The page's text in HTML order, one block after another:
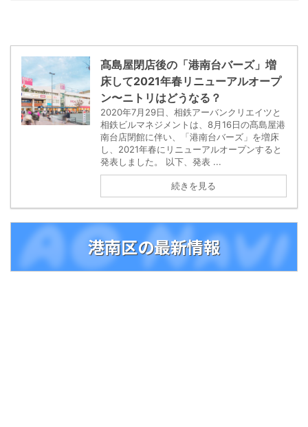
髙島屋閉店後の「港南台バーズ」増
床して2021年春リニューアルオープ
ン〜ニトリはどうなる？
2020年7月29日、相鉄アーバンクリエイツと
相鉄ビルマネジメントは、8月16日の髙島屋港
南台店閉館に伴い、「港南台バーズ」を増床
し、2021年春にリニューアルオープンすると
発表しました。 以下、発表 ...
続きを見る
港南区の最新情報